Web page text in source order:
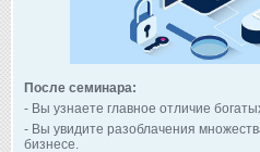
После семинара:
- Вы узнаете главное отличие
- Вы увидите разоблачения
бизнесе.